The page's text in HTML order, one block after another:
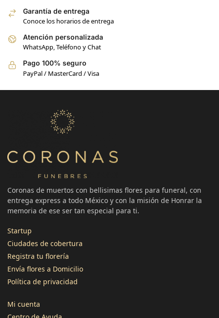
Garantía de entrega
Conoce los horarios de entrega
Atención personalizada
WhatsApp, Teléfono y Chat
Pago 100% seguro
PayPal / MasterCard / Visa
Coronas de muertos con bellisimas flores para funeral, con
entrega express a todo México y con la misión de Honrar la
memoria de ese ser tan especial para ti.
Startup
Ciudades de cobertura
Registra tu florería
Envía flores a Domicilio
Política de privacidad
Mi cuenta
3496
4,8calificación